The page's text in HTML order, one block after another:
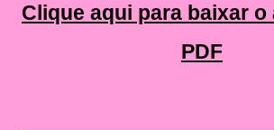
Clique aqui para baixar o
PDF